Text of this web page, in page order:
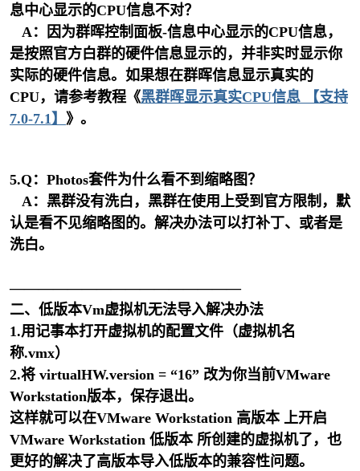
息中心显示的CPU信息不对？
A：
因为群晖控制面板-信息中心显示的CPU信息，
是按照官方白群的硬件信息显示的，并非实时显示你
实际的硬件信息。如果想在群晖信息显示真实的
CPU，请参考教程《黑群晖显示真实CPU信息 【支持
7.0-7.1】 》。
5.Q：Photos套件为什么看不到缩略图？
A：黑群没有洗白，黑群在使用上受到官方限制，默
认是看不见缩略图的。解决办法可以打补丁、或者是
洗白。
————————————————
二、低版本Vm虚拟机无法导入解决办法
1.用记事本打开虚拟机的配置文件（虚拟机名
称.vmx）
2.将 virtualHW.version = “16” 改为你当前VMware
Workstation版本，保存退出。
这样就可以在VMware Workstation 高版本 上开启
VMware Workstation 低版本 所创建的虚拟机了，也
更好的解决了高版本导入低版本的兼容性问题。